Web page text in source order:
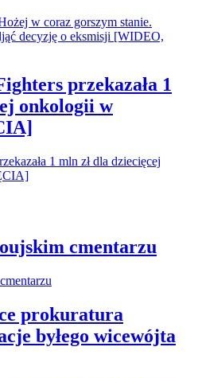
przekazała 1
onkologii w
cmentarzu
prokuratura
byłego wicewójta